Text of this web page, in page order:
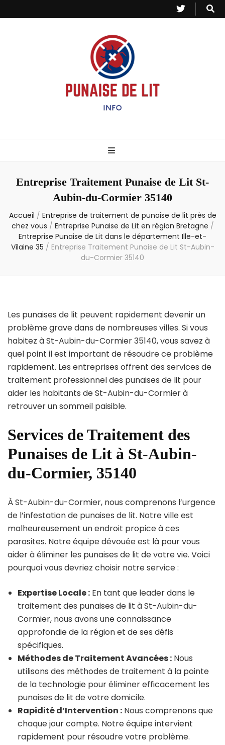
– Info
Entreprise Traitement Punaise de Lit St-
Aubin-du-Cormier 35140
Accueil / Entreprise de traitement de punaise de lit près de
chez vous / Entreprise Punaise de Lit en région Bretagne /
Entreprise Punaise de Lit dans le département Ille-et-
Vilaine 35 / Entreprise Traitement Punaise de Lit St-Aubin-
du-Cormier 35140
Les punaises de lit peuvent rapidement devenir un
problème grave dans de nombreuses villes. Si vous
habitez à St-Aubin-du-Cormier 35140, vous savez à
quel point il est important de résoudre ce problème
rapidement. Les entreprises offrent des services de
traitement professionnel des punaises de lit pour
aider les habitants de St-Aubin-du-Cormier à
retrouver un sommeil paisible.
Services de Traitement des
Punaises de Lit à St-Aubin-
du-Cormier, 35140
À St-Aubin-du-Cormier, nous comprenons l’urgence
de l’infestation de punaises de lit. Notre ville est
malheureusement un endroit propice à ces
parasites. Notre équipe dévouée est là pour vous
aider à éliminer les punaises de lit de votre vie. Voici
pourquoi vous devriez choisir notre service :
Expertise Locale : En tant que leader dans le
traitement des punaises de lit à St-Aubin-du-
Cormier, nous avons une connaissance
approfondie de la région et de ses défis
spécifiques.
Méthodes de Traitement Avancées : Nous
utilisons des méthodes de traitement à la pointe
de la technologie pour éliminer efficacement les
punaises de lit de votre domicile.
Rapidité d’Intervention : Nous comprenons que
chaque jour compte. Notre équipe intervient
rapidement pour résoudre votre problème.